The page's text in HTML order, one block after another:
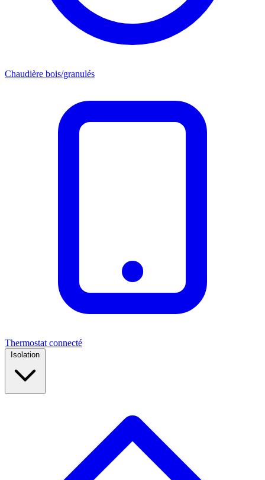
Chaudière bois/granulés
Thermostat connecté